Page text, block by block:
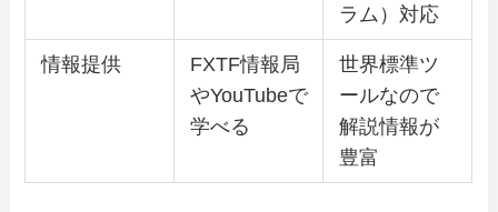
ラム）対応
情報提供
FXTF情報局
やYouTubeで
学べる
世界標準ツ
ールなので
解説情報が
豊富